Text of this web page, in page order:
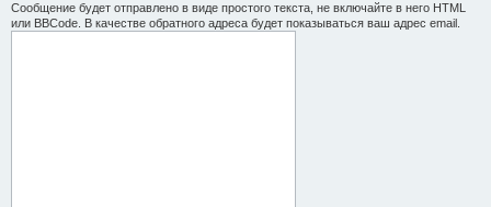
Сообщение будет отправлено в виде простого текста, не включайте в него HTML
или BBCode. В качестве обратного адреса будет показываться ваш адрес email.